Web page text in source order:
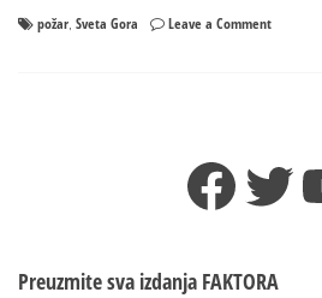
požar Sveta Gora Leave a Commenton
na
Svetoj
Preuzmite sva izdanja FAKTORA